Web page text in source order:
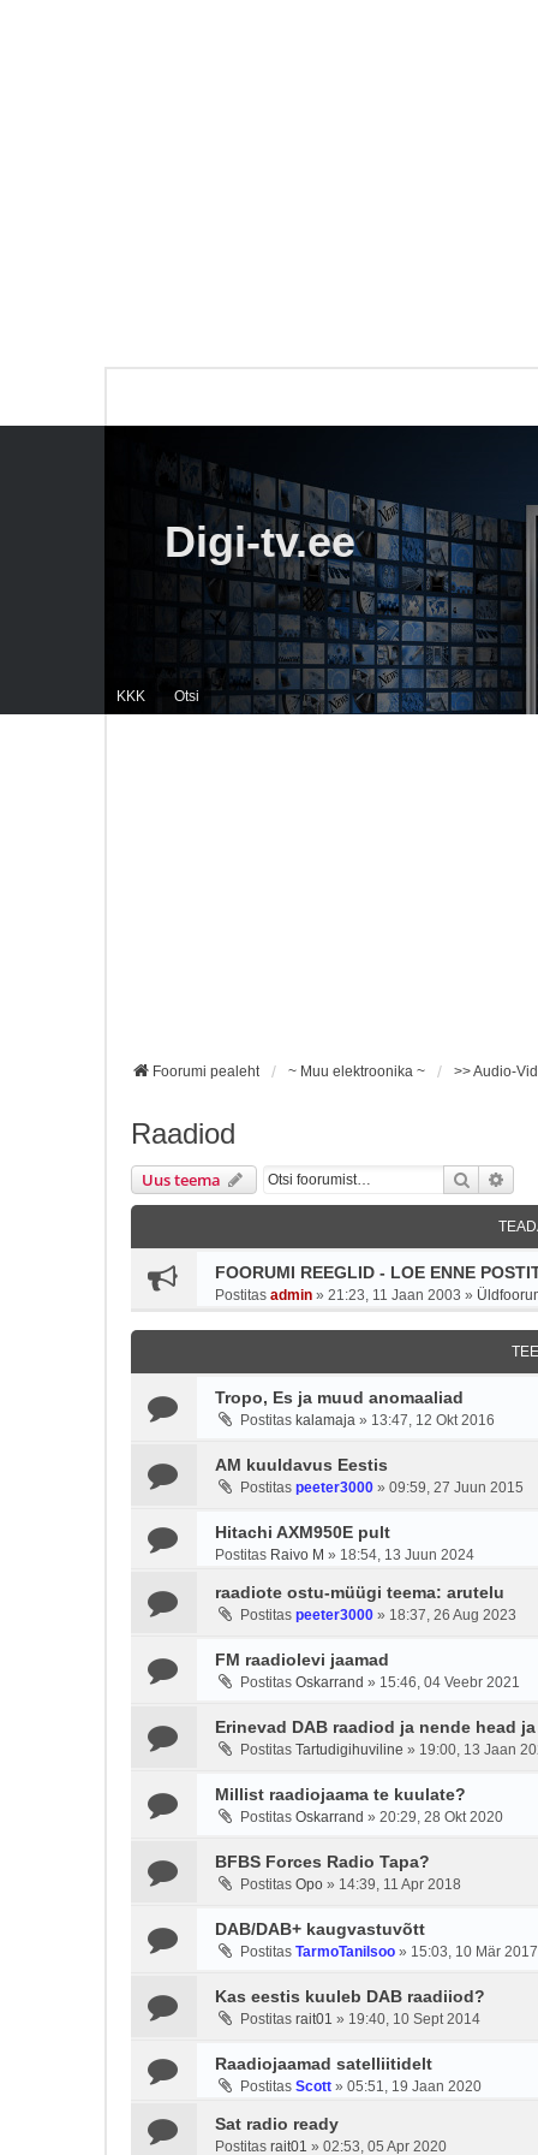
KKK Otsi
Digi-tv.ee
Foorumi pealeht ~ Muu elektroonika ~ >> Audio-
Raadiod
Uus teema Otsi
FOORUMI REEGLID - LOE ENNE
Postitas admin » 21:23, 11 Jaan 2003 »
Tropo, Es ja muud anomaaliad
Postitas kalamaja » 13:47, 12 Okt 2016
AM kuuldavus Eestis
Postitas peeter3000 » 09:59, 27 Juun 2015
Hitachi AXM950E pult
Postitas Raivo M » 18:54, 13 Juun 2024
raadiote ostu-müügi teema: arutelu
Postitas peeter3000 » 18:37, 26 Aug 2023
FM raadiolevi jaamad
Postitas Oskarrand » 15:46, 04 Veebr 2021
Erinevad DAB raadiod ja nende head
Postitas Tartudigihuviline » 19:00, 13 Jaan
Millist raadiojaama te kuulate?
Postitas Oskarrand » 20:29, 28 Okt 2020
BFBS Forces Radio Tapa?
Postitas Opo » 14:39, 11 Apr 2018
DAB/DAB+ kaugvastuvõtt
Postitas TarmoTanilsoo » 15:03, 10 Mär 2017
Kas eestis kuuleb DAB raadiiod?
Postitas rait01 » 19:40, 10 Sept 2014
Raadiojaamad satelliitidelt
Postitas Scott » 05:51, 19 Jaan 2020
Sat radio ready
Postitas rait01 » 02:53, 05 Apr 2020